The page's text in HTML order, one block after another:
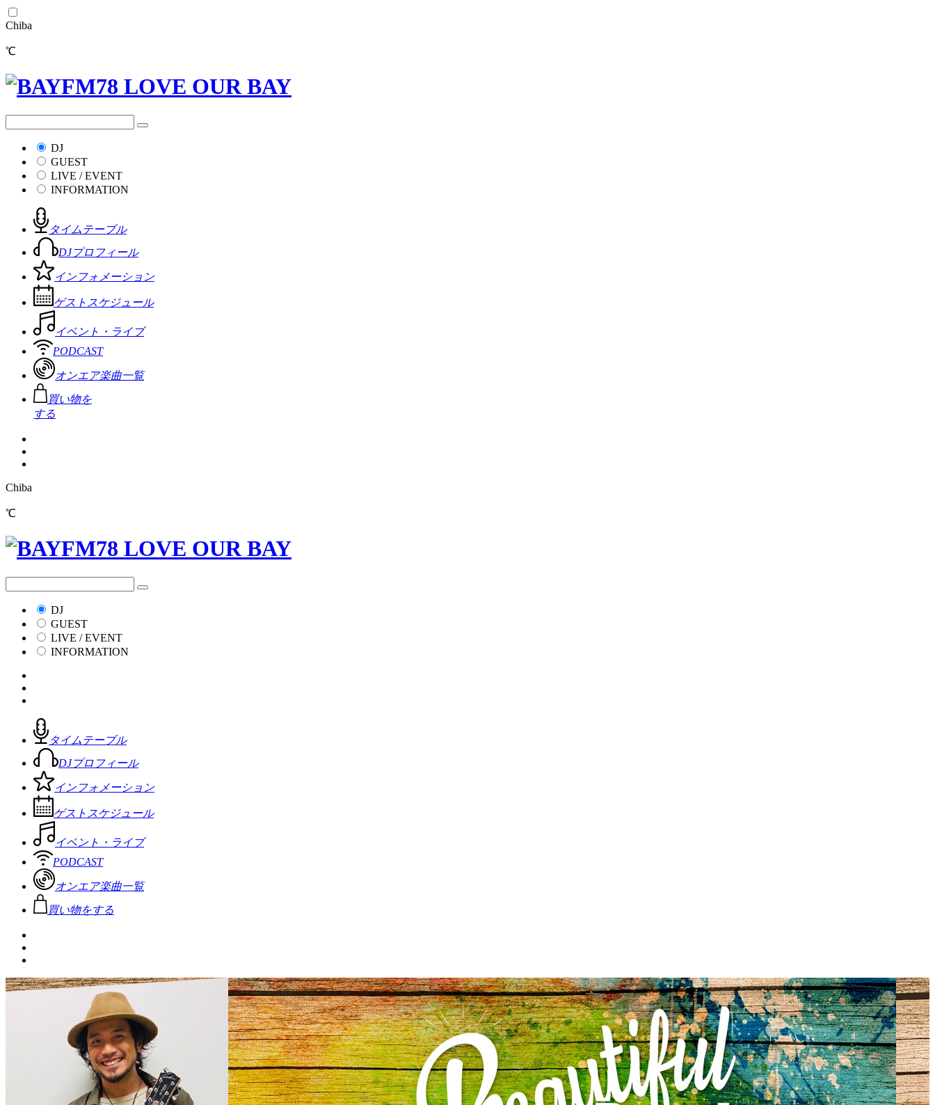
Chiba
℃
DJ
GUEST
LIVE / EVENT
INFORMATION
タイムテーブル
DJプロフィール
インフォメーション
ゲストスケジュール
イベント・ライブ
PODCAST
オンエア楽曲一覧
買い物を
する
Chiba
℃
DJ
GUEST
LIVE / EVENT
INFORMATION
タイムテーブル
DJプロフィール
インフォメーション
ゲストスケジュール
イベント・ライブ
PODCAST
オンエア楽曲一覧
買い物をする